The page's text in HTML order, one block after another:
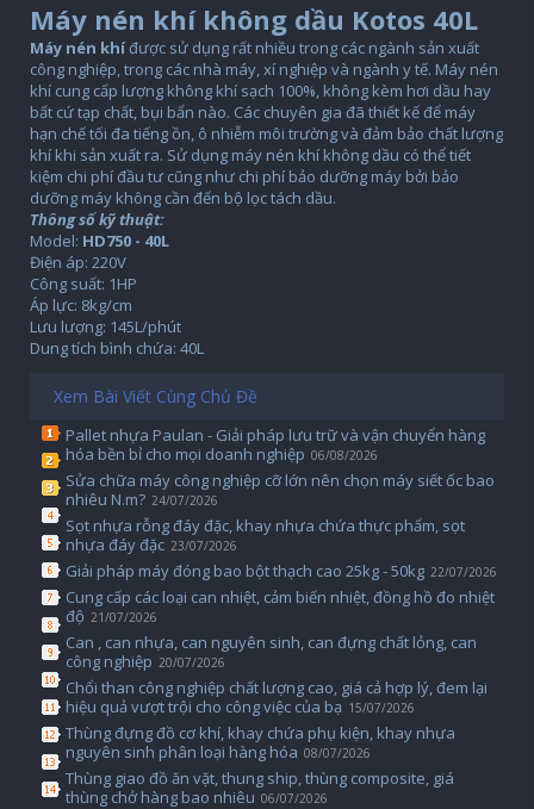
Máy nén khí không dầu Kotos 40L
Máy nén khíđược sử dụng rất nhiều trong các ngành sản xuất
công nghiệp, trong các nhà máy, xí nghiệp và ngành y tế. Máy nén
khí cung cấp lượng không khí sạch 100%, không kèm hơi dầu hay
bất cứ tạp chất, bụi bẩn nào. Các chuyên gia đã thiết kế để máy
hạn chế tối đa tiếng ồn, ô nhiễm môi trường và đảm bảo chất lượng
khí khi sản xuất ra. Sử dụng máy nén khí không dầu có thể tiết
kiệm chi phí đầu tư cũng như chi phí bảo dưỡng máy bởi bảo
dưỡng máy không cần đến bộ lọc tách dầu.
Thông số kỹ thuật:
Model: HD750 - 40L
Điện áp: 220V
Công suất: 1HP
Áp lực: 8kg/cm
Lưu lượng: 145L/phút
Dung tích bình chứa: 40L
Xem Bài Viết Cùng Chủ Đề
Pallet nhựa Paulan - Giải pháp lưu trữ và vận chuyển hàng
hóa bền bỉ cho mọi doanh nghiệp 06/08/2026
Sửa chữa máy công nghiệp cỡ lớn nên chọn máy siết ốc bao
nhiêu N.m? 24/07/2026
Sọt nhựa rỗng đáy đặc, khay nhựa chứa thực phẩm, sọt
nhựa đáy đặc 23/07/2026
Giải pháp máy đóng bao bột thạch cao 25kg - 50kg 22/07/2026
Cung cấp các loại can nhiệt, cảm biến nhiệt, đồng hồ đo nhiệt
độ 21/07/2026
Can , can nhựa, can nguyên sinh, can đựng chất lỏng, can
công nghiệp 20/07/2026
Chổi than công nghiệp chất lượng cao, giá cả hợp lý, đem lại
hiệu quả vượt trội cho công việc của bạ 15/07/2026
Thùng đựng đồ cơ khí, khay chứa phụ kiện, khay nhựa
nguyên sinh phân loại hàng hóa 08/07/2026
Thùng giao đồ ăn vặt, thung ship, thùng composite, giá
thùng chở hàng bao nhiêu 06/07/2026